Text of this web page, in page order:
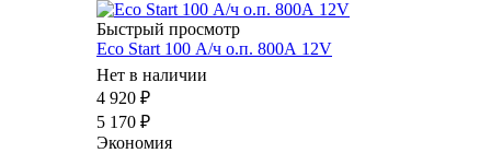
Быстрый просмотр
Eco Start 100 А/ч о.п. 800А 12V
Нет в наличии
4 920 ₽
5 170 ₽
Экономия